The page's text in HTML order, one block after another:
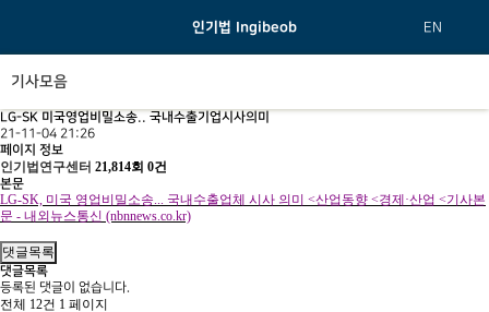
인기법 Ingibeob EN
기사모음
LG-SK 미국영업비밀소송.. 국내수출기업시사의미
21-11-04 21:26
페이지 정보
인기법연구센터 21,814회 0건
본문
LG-SK, 미국 영업비밀소송... 국내수출업체 시사 의미 <산업동향 <경제 ·산업 <기사본
문 - 내외뉴스통신 (nbnnews.co.kr)
댓글목록
댓글목록
등록된 댓글이 없습니다.
전체 12건 1 페이지